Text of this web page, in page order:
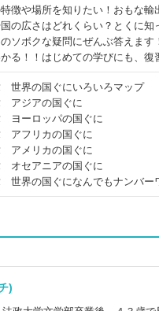
徴や場所を知りたい！おもな輸
国の広さはどれくらい？とくに
ソボクな疑問にぜんぶ答えま
る！！はじめての学びにも、復
世界の国ぐにいろいろマップ
アジアの国ぐに
ヨーロッパの国ぐに
アフリカの国ぐに
アメリカの国ぐに
オセアニアの国ぐに
世界の国ぐになんでもナンバー
チ)